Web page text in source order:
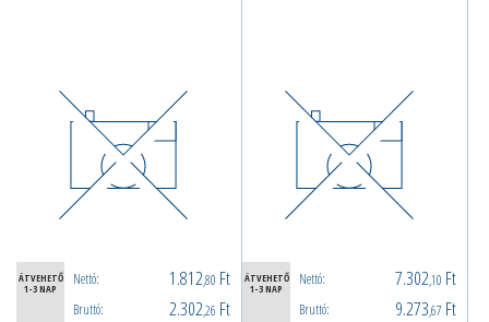
ÁTVEHETŐ
1-3 NAP
Nettó: 1.812,80 Ft
Bruttó: 2.302,26 Ft
ÁTVEHETŐ
1-3 NAP
Nettó: 7.302,10 Ft
Bruttó: 9.273,67 Ft